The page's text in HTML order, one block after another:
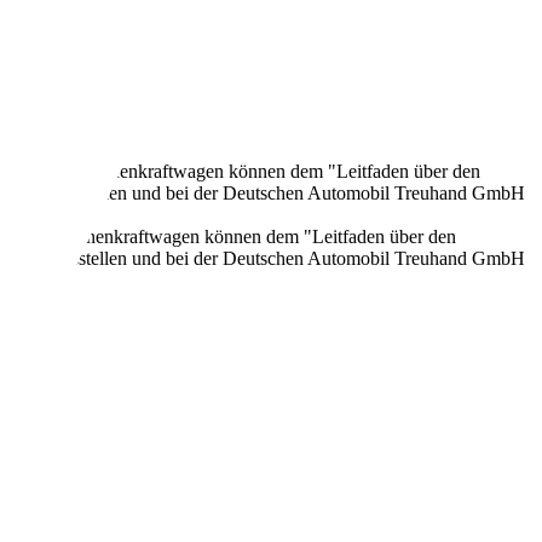
Personenkraftwagen können dem "Leitfaden über den
und bei der Deutschen Automobil Treuhand GmbH
Personenkraftwagen können dem "Leitfaden über den
und bei der Deutschen Automobil Treuhand GmbH